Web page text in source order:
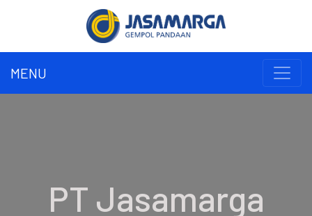
MENU
PT Jasamarga